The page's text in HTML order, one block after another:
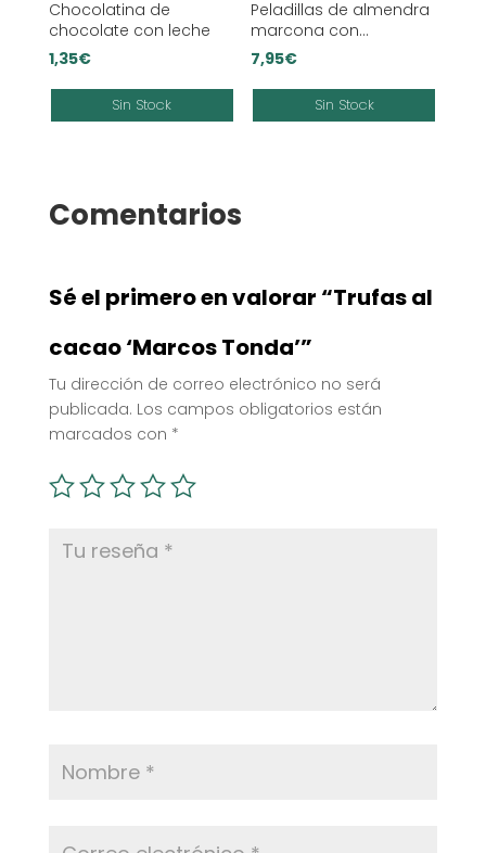
Chocolatina de
chocolate con leche
1,35€
Sin Stock
Peladillas de almendra
marcona con
chocolate
7,95€
Sin Stock
Comentarios
Sé el primero en valorar “Trufas al
cacao ‘Marcos Tonda’”
Tu dirección de correo electrónico no será
publicada. Los campos obligatorios están
marcados con *